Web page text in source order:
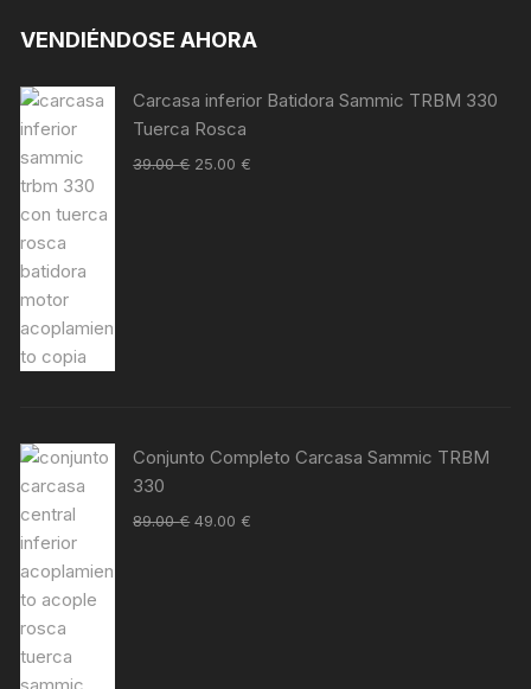
VENDIÉNDOSE AHORA
Carcasa inferior Batidora Sammic TRBM 330
Tuerca Rosca
39.00€ 25.00 €
Conjunto Completo Carcasa Sammic TRBM
330
89.00€ 49.00 €